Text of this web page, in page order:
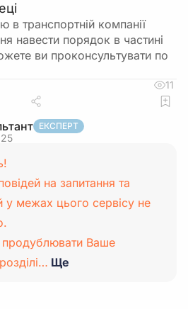
транспортній компанії
навести порядок в частині
ви проконсультувати по
11
ЕКСПЕРТ
на запитання та
у межах цього сервісу не
Ваше
Ще